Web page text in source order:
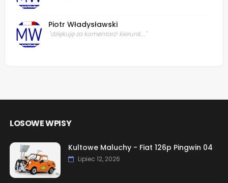
Piotr Władysławski
"dziękuję za komentarz! kierunk..."
LOSOWE WPISY
Kultowe Maluchy - Fiat 126p Pingwin 04
Lipiec 12, 2026